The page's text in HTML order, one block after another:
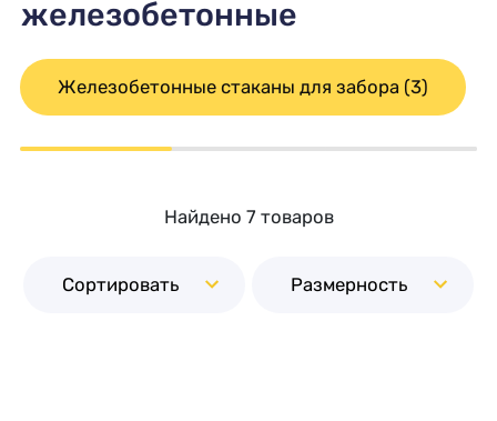
железобетонные
Железобетонные стаканы для забора (3)
Найдено 7 товаров
Сортировать Размерность